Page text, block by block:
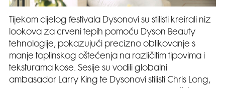
Tijekom cijelog festivala Dysonovi su stilisti kreirali niz
lookova za crveni tepih pomoću Dyson Beauty
tehnologije, pokazujući precizno oblikovanje s
manje toplinskog oštećenja na različitim tipovima i
teksturama kose. Sesije su vodili globalni
ambasador Larry King te Dysonovi stilisti Chris Long,